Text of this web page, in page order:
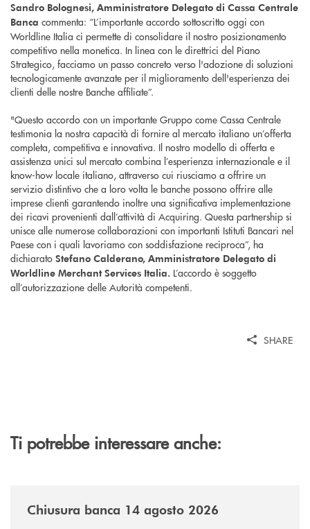
Sandro Bolognesi, Amministratore Delegato di Cassa Centrale
Banca commenta: “L’importante accordo sottoscritto oggi con
Worldline Italia ci permette di consolidare il nostro posizionamento
competitivo nella monetica. In linea con le direttrici del Piano
Strategico, facciamo un passo concreto verso l'adozione di soluzioni
tecnologicamente avanzate per il miglioramento dell'esperienza dei
clienti delle nostre Banche affiliate”.
"Questo accordo con un importante Gruppo come Cassa Centrale
testimonia la nostra capacità di fornire al mercato italiano un’offerta
completa, competitiva e innovativa. Il nostro modello di offerta e
assistenza unici sul mercato combina l’esperienza internazionale e il
know-how locale italiano, attraverso cui riusciamo a offrire un
servizio distintivo che a loro volta le banche possono offrire alle
imprese clienti garantendo inoltre una significativa implementazione
dei ricavi provenienti dall’attività di Acquiring. Questa partnership si
unisce alle numerose collaborazioni con importanti Istituti Bancari nel
Paese con i quali lavoriamo con soddisfazione reciproca”, ha
dichiarato Stefano Calderano, Amministratore Delegato di
Worldline Merchant Services Italia. L’accordo è soggetto
all’autorizzazione delle Autorità competenti.
SHARE
Ti potrebbe interessare anche:
Chiusura banca 14 agosto 2026